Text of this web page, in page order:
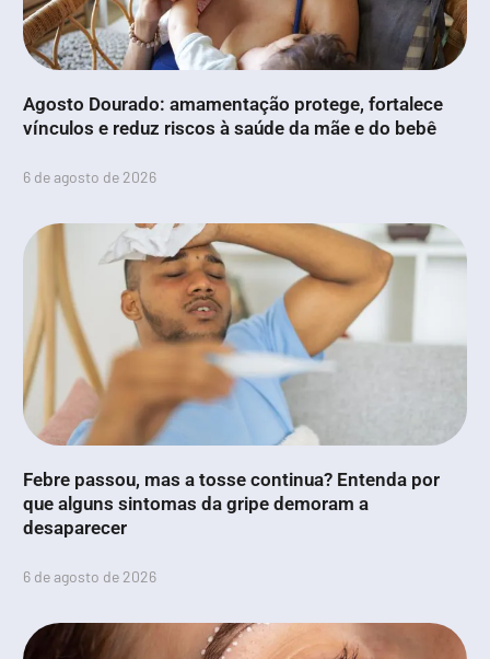
Agosto Dourado: amamentação protege, fortalece
vínculos e reduz riscos à saúde da mãe e do bebê
6 de agosto de 2026
Febre passou, mas a tosse continua? Entenda por
que alguns sintomas da gripe demoram a
desaparecer
6 de agosto de 2026